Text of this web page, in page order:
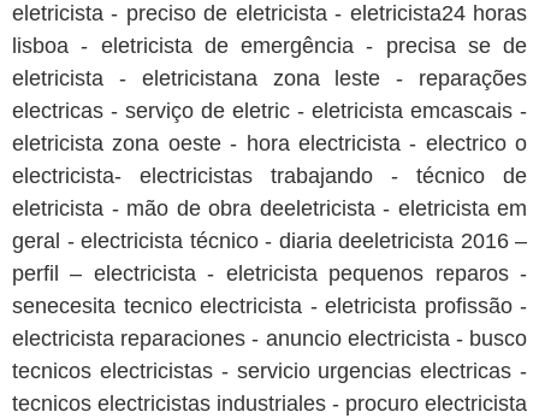
eletricista - preciso de eletricista - eletricista24 horas
lisboa - eletricista de emergência - precisa se de
eletricista - eletricistana zona leste - reparações
electricas - serviço de eletric - eletricista emcascais -
eletricista zona oeste - hora electricista - electrico o
electricista- electricistas trabajando - técnico de
eletricista - mão de obra deeletricista - eletricista em
geral - electricista técnico - diaria deeletricista 2016 –
perfil – electricista - eletricista pequenos reparos -
senecesita tecnico electricista - eletricista profissão -
electricista reparaciones - anuncio electricista - busco
tecnicos electricistas - servicio urgencias electricas -
tecnicos electricistas industriales - procuro electricista